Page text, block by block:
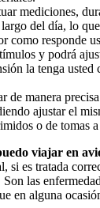
mediciones,
del día, lo
como responde
y podrá
la tenga usted
de manera
ajustar el
o de tomas
viajar en
si es tratada
las
en alguna